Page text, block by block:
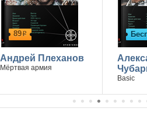
89р
Андрей Плеханов
Мёртвая армия
Basic